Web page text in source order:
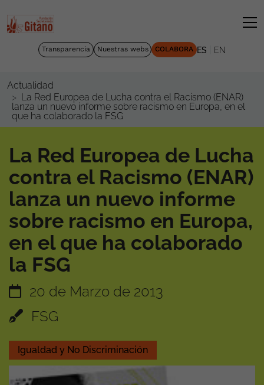
Transparencia Nuestras webs COLABORA ES EN
Actualidad
La Red Europea de Lucha contra el Racismo (ENAR)
lanza un nuevo informe sobre racismo en Europa, en el
que ha colaborado la FSG
La Red Europea de Lucha
contra el Racismo (ENAR)
lanza un nuevo informe
sobre racismo en Europa,
en el que ha colaborado
la FSG
20 de Marzo de 2013
FSG
Igualdad y No Discriminación